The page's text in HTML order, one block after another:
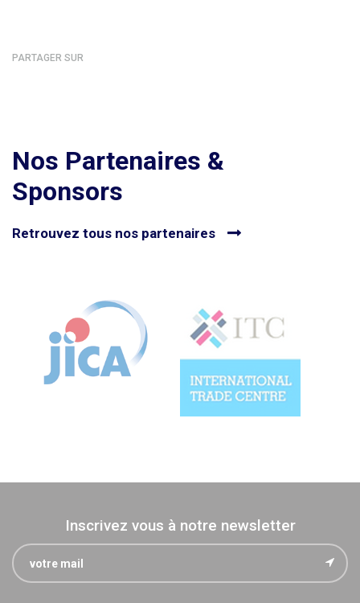
PARTAGER SUR
Nos Partenaires &
Sponsors
Retrouvez tous nos partenaires
Inscrivez vous à notre newsletter